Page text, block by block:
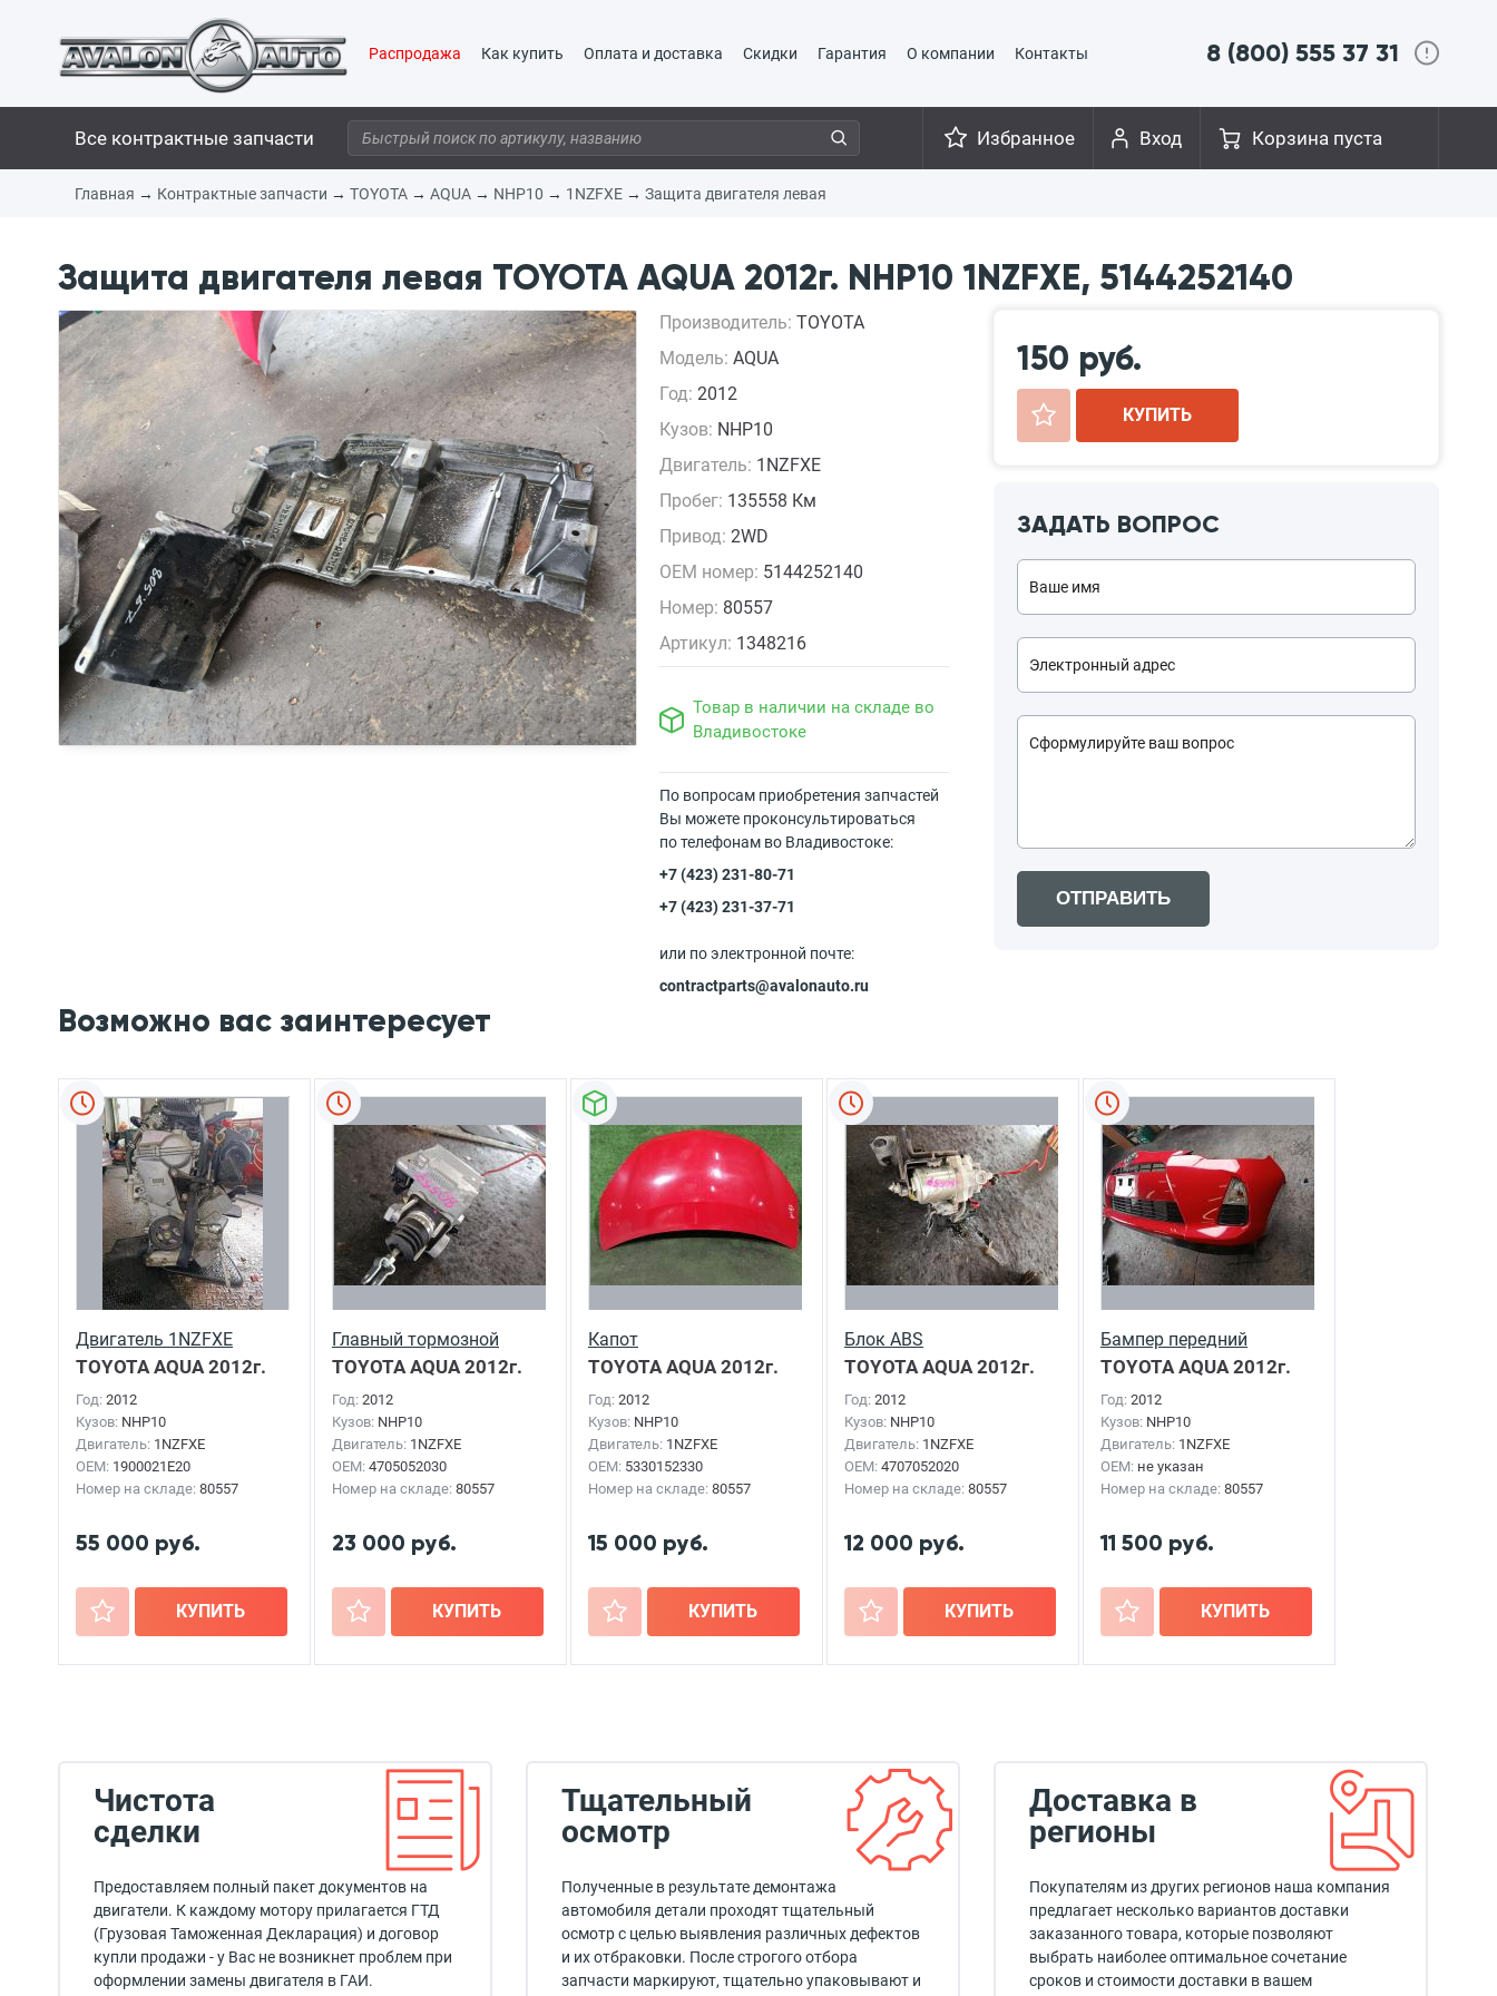
Распродажа Как купить Оплата и доставка Скидки Гарантия О компании Контакты 8 (800) 555 37 31
Все контрактные запчасти Корзина пуста
Вход
Избранное
Главная → Контрактные запчасти → TOYOTA → AQUA → NHP10 → 1NZFXE → Защита двигателя левая
Защита двигателя левая TOYOTA AQUA 2012г. NHP10 1NZFXE, 5144252140
Производитель: TOYOTA
Модель: AQUA
Год: 2012
Кузов: NHP10
Двигатель: 1NZFXE
Пробег: 135558 Км
Привод: 2WD
OEM номер: 5144252140
Номер: 80557
Артикул: 1348216
Товар в наличии на складе во
Владивостоке
По вопросам приобретения запчастей
Вы можете проконсультироваться
по телефонам во Владивостоке:
+7 (423) 231-80-71
+7 (423) 231-37-71
или по электронной почте:
contractparts@avalonauto.ru
150 руб.
+ КУПИТЬ
ЗАДАТЬ ВОПРОС
ОТПРАВИТЬ
Возможно вас заинтересует
Двигатель 1NZFXE
TOYOTA AQUA2012г.
Год: 2012
Кузов: NHP10
Двигатель: 1NZFXE
OEM: 1900021E20
Номер на складе: 80557
55 000 руб.
+ КУПИТЬ
Главный тормозной
TOYOTA AQUA2012г.
Год: 2012
Кузов: NHP10
Двигатель: 1NZFXE
OEM: 4705052030
Номер на складе: 80557
23 000 руб.
+ КУПИТЬ
Капот
TOYOTA AQUA2012г.
Год: 2012
Кузов: NHP10
Двигатель: 1NZFXE
OEM: 5330152330
Номер на складе: 80557
15 000 руб.
+ КУПИТЬ
Блок ABS
TOYOTA AQUA2012г.
Год: 2012
Кузов: NHP10
Двигатель: 1NZFXE
OEM: 4707052020
Номер на складе: 80557
12 000 руб.
+ КУПИТЬ
Бампер передний
TOYOTA AQUA2012г.
Год: 2012
Кузов: NHP10
Двигатель: 1NZFXE
OEM: не указан
Номер на складе: 80557
11 500 руб.
+ КУПИТЬ
Чистота
сделки
Предоставляем полный пакет документов на
двигатели. К каждому мотору прилагается ГТД
(Грузовая Таможенная Декларация) и договор
купли продажи - у Вас не возникнет проблем при
оформлении замены двигателя в ГАИ.
Тщательный
осмотр
Полученные в результате демонтажа
автомобиля детали проходят тщательный
осмотр с целью выявления различных дефектов
и их отбраковки. После строгого отбора
запчасти маркируют, тщательно упаковывают и
Доставка в
регионы
Покупателям из других регионов наша компания
предлагает несколько вариантов доставки
заказанного товара, которые позволяют
выбрать наиболее оптимальное сочетание
сроков и стоимости доставки в вашем